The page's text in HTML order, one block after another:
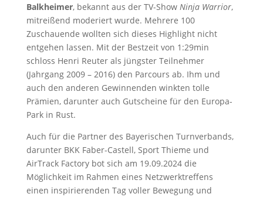
Balkheimer, bekannt aus der TV-Show Ninja Warrior,
mitreißend moderiert wurde. Mehrere 100
Zuschauende wollten sich dieses Highlight nicht
entgehen lassen. Mit der Bestzeit von 1:29min
schloss Henri Reuter als jüngster Teilnehmer
(Jahrgang 2009 – 2016) den Parcours ab. Ihm und
auch den anderen Gewinnenden winkten tolle
Prämien, darunter auch Gutscheine für den Europa-
Park in Rust.
Auch für die Partner des Bayerischen Turnverbands,
darunter BKK Faber-Castell, Sport Thieme und
AirTrack Factory bot sich am 19.09.2024 die
Möglichkeit im Rahmen eines Netzwerktreffens
einen inspirierenden Tag voller Bewegung und